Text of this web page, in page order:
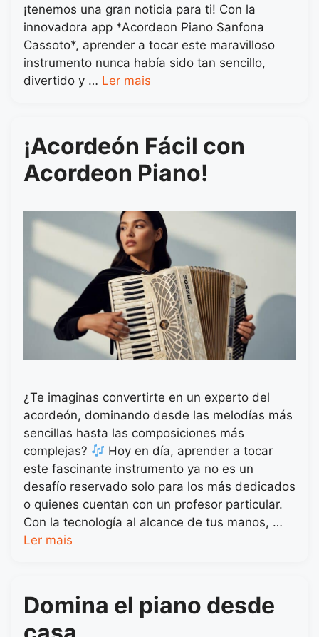
¡tenemos una gran noticia para ti! Con la
innovadora app *Acordeon Piano Sanfona
Cassoto*, aprender a tocar este maravilloso
instrumento nunca había sido tan sencillo,
divertido y … Ler mais
¡Acordeón Fácil con
Acordeon Piano!
¿Te imaginas convertirte en un experto del
acordeón, dominando desde las melodías más
sencillas hasta las composiciones más
complejas?
Hoy en día, aprender a tocar
este fascinante instrumento ya no es un
desafío reservado solo para los más dedicados
o quienes cuentan con un profesor particular.
Con la tecnología al alcance de tus manos, …
Ler mais
Domina el piano desde